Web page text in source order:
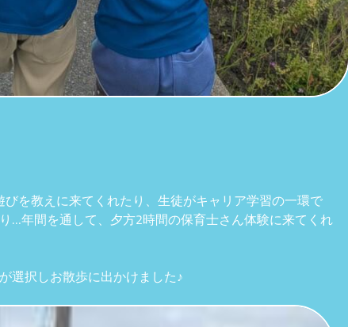
を教えに来てくれたり、生徒がキャリア学習の一環で
…年間を通して、夕方2時間の保育士さん体験に来てくれ
選択しお散歩に出かけました♪